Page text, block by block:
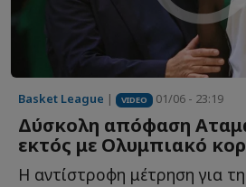
Basket League | VIDEO 01/06 - 23:19
Δύσκολη απόφαση
εκτός με Ολυμπιακό